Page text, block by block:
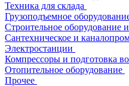
Техника для склада
Грузоподъемное
Строительное оборудование
Сантехническое и
Электростанции
Компрессоры и подготовка
Отопительное оборудование
Прочее